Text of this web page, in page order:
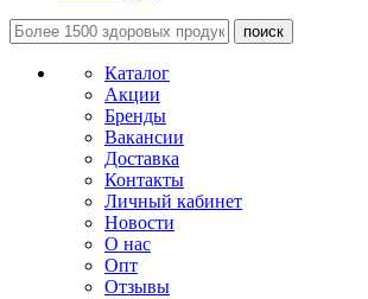
поиск
Каталог
Акции
Бренды
Вакансии
Доставка
Контакты
Личный кабинет
Новости
О нас
Опт
Отзывы